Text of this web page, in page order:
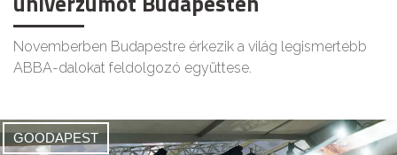
Novemberben Budapestre érkezik a világ legismertebb
ABBA-dalokat feldolgozó együttese.
GOODAPEST